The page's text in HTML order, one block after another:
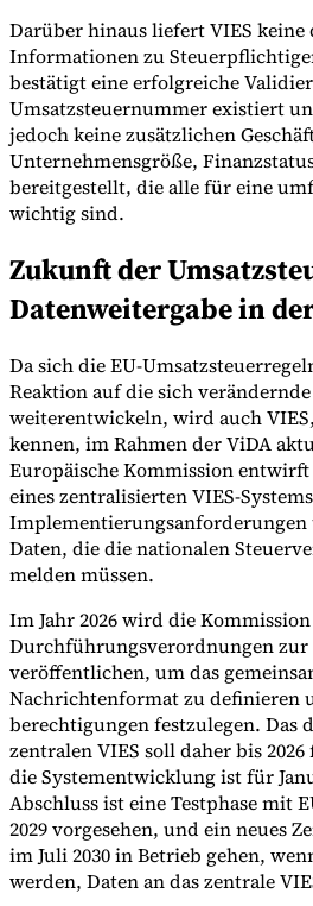
Darüber hinaus liefert VIES
Informationen zu
bestätigt eine erfolgreiche
Umsatzsteuernummer existiert
jedoch keine zusätzlichen
Unternehmensgröße,
bereitgestellt, die alle für eine
wichtig sind.
Zukunft der
Datenweitergabe in
Da sich die EU-
Reaktion auf die sich
weiterentwickeln, wird auch
kennen, im Rahmen der ViDA
Europäische Kommission
eines zentralisierten VIES-
Implementierungsanforderungen
Daten, die die nationalen
melden müssen.
Im Jahr 2026 wird die
Durchführungsverordnungen zur
veröffentlichen, um das
Nachrichtenformat zu definieren
berechtigungen festzulegen. Das
zentralen VIES soll daher bis
die Systementwicklung ist für
Abschluss ist eine Testphase mit
2029 vorgesehen, und ein neues
im Juli 2030 in Betrieb gehen,
werden, Daten an das zentrale